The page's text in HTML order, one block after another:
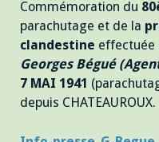
Commémoration du
parachutage et de la
clandestine effectuée
Georges Bégué
7 MAI 1941
depuis CHATEAUROUX.